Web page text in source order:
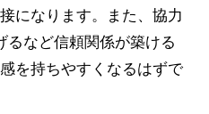
になります。また、協力
るなど信頼関係が築ける
を持ちやすくなるはずで